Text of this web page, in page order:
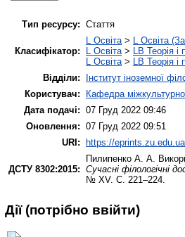
Тип ресурсу: Стаття
Класифікатор:
L Освіта> L Освіта
L Освіта> LB Теорія і
L Освіта> LB Теорія і
Відділи:
Інститут іноземної
Користувач:
Кафедра
Дата подачі: 07 Груд 2022 09:46
Оновлення: 07 Груд 2022 09:51
URI:
https://
ДСТУ 8302:2015:
Пилипенко А. А.
Сучасні філологічні
№ XV. С. 221–224.
Дії ​​(потрібно ввійти)